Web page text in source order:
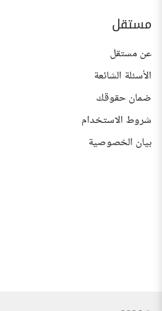
مستقل
عن مستقل
الأسئلة الشائعة
ضمان حقوقك
شروط الاستخدام
بيان الخصوصية